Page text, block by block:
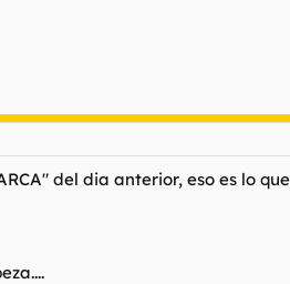
del dia anterior, eso es lo